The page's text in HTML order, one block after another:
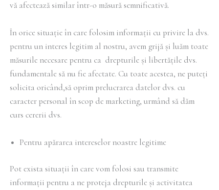
vă afectează similar într-o măsură semnificativă.
În orice situație în care folosim informații cu privire la dvs.
pentru un interes legitim al nostru, avem grijă și luăm toate
măsurile necesare pentru ca drepturile și libertățile dvs.
fundamentale să nu fie afectate. Cu toate acestea, ne puteți
solicita oricând,să oprim prelucrarea datelor dvs. cu
caracter personal în scop de marketing, urmând să dăm
curs cererii dvs.
Pentru apărarea intereselor noastre legitime
Pot exista situații în care vom folosi sau transmite
informații pentru a ne proteja drepturile și activitatea